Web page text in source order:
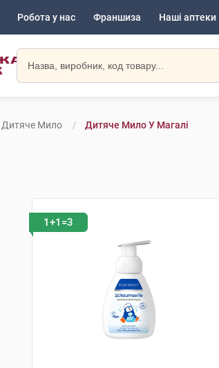
Робота у нас Франшиза Наші аптеки
Дитяче Мило Дитяче Мило У Магалі
1+1=3